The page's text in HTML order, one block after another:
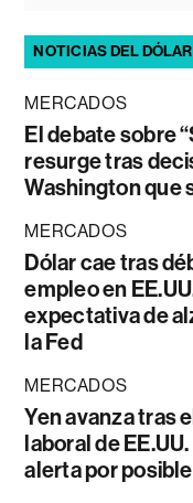
NOTICIAS DEL
MERCADOS
El debate sobre
resurge tras
Washington que
MERCADOS
Dólar cae tras
empleo en
expectativa de
la Fed
MERCADOS
Yen avanza tras
laboral de
alerta por